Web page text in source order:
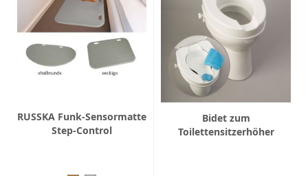
RUSSKA Funk-Sensormatte
Step-Control
Bidet zum
Toilettensitzerhöher